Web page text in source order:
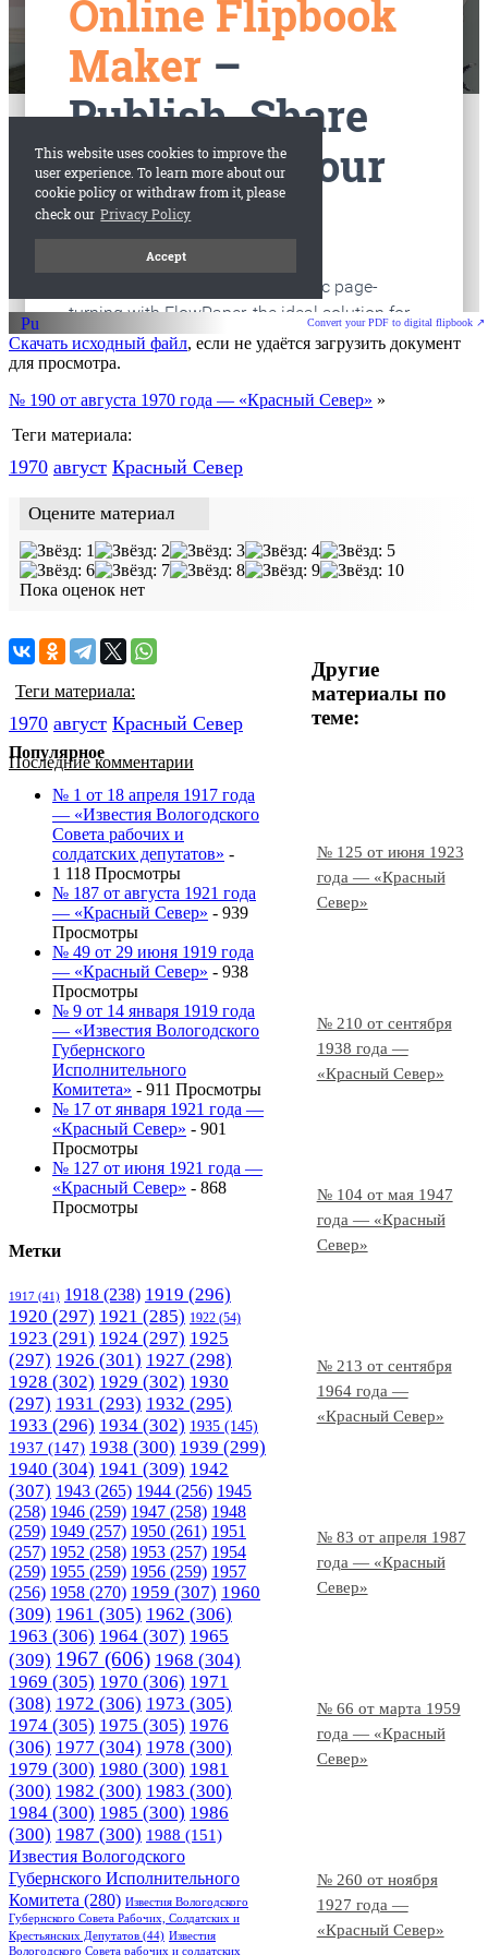
старые газеты
Convert your PDF to digital flipbook ↗
Скачать исходный файл, если не удаётся загрузить документ
для просмотра.
№ 190 от августа 1970 года — «Красный Север» »
Теги материала:
1970 август Красный Cевер
Оцените материал
Пока оценок нет
Другие
материалы по
теме:
№ 125 от июня 1923
года — «Красный
Север»
№ 210 от сентября
1938 года —
«Красный Север»
№ 104 от мая 1947
года — «Красный
Север»
№ 213 от сентября
1964 года —
«Красный Север»
№ 83 от апреля 1987
года — «Красный
Север»
№ 66 от марта 1959
года — «Красный
Север»
№ 260 от ноября
1927 года —
«Красный Север»
Теги материала:
1970 август Красный Cевер
Последние комментарии
Популярное
№ 1 от 18 апреля 1917 года
— «Известия Вологодского
Совета рабочих и
солдатских депутатов» -
1 118 Просмотры
№ 187 от августа 1921 года
— «Красный Север» - 939
Просмотры
№ 49 от 29 июня 1919 года
— «Красный Север» - 938
Просмотры
№ 9 от 14 января 1919 года
— «Известия Вологодского
Губернского
Исполнительного
Комитета» - 911 Просмотры
№ 17 от января 1921 года —
«Красный Север» - 901
Просмотры
№ 127 от июня 1921 года —
«Красный Север» - 868
Просмотры
Метки
1917 (41) 1918 (238) 1919 (296)
1920 (297) 1921 (285) 1922 (54)
1923 (291) 1924 (297) 1925
(297) 1926 (301) 1927 (298)
1928 (302) 1929 (302) 1930
(297) 1931 (293) 1932 (295)
1933 (296) 1934 (302) 1935 (145)
1937 (147) 1938 (300) 1939 (299)
1940 (304) 1941 (309) 1942
(307) 1943 (265) 1944 (256) 1945
(258) 1946 (259) 1947 (258) 1948
(259) 1949 (257) 1950 (261) 1951
(257) 1952 (258) 1953 (257) 1954
(259) 1955 (259) 1956 (259) 1957
(256) 1958 (270) 1959 (307) 1960
(309) 1961 (305) 1962 (306)
1963 (306) 1964 (307) 1965
(309) 1967 (606) 1968 (304)
1969 (305) 1970 (306) 1971
(308) 1972 (306) 1973 (305)
1974 (305) 1975 (305) 1976
(306) 1977 (304) 1978 (300)
1979 (300) 1980 (300) 1981
(300) 1982 (300) 1983 (300)
1984 (300) 1985 (300) 1986
(300) 1987 (300) 1988 (151)
Известия Вологодского
Губернского Исполнительного
Комитета (280) Известия Вологодского
Губернского Совета Рабочих, Солдатских и
Крестьянских Депутатов (44) Известия
Вологодского Совета рабочих и солдатских